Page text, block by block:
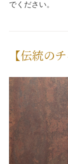
でください。
【伝統の